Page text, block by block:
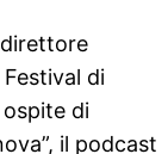
di
di
il podcast